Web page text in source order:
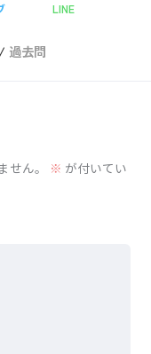
割り当てられる
LINE
過去問
ん。 ※ が付いてい